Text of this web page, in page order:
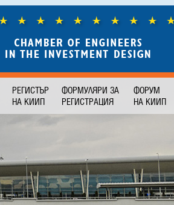
РЕГИСТЪР
НА КИИП
ФОРМУЛЯРИ ЗА
РЕГИСТРАЦИЯ
ФОРУМ
НА КИИП